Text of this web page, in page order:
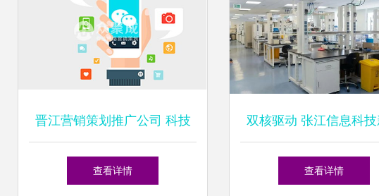
晋江营销策划推广公司 科技
赋能品牌增长新引擎
查看详情
双核驱动 张江信息科技
程碑——中心与孵化器正
查看详情